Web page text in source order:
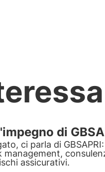
di
ci parla di
consulenza in
assicurativi.